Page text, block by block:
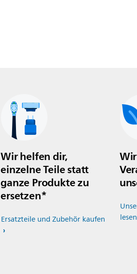
Wir helfen dir,
einzelne Teile statt
ganze Produkte zu
ersetzen*
Ersatzteile und Zubehör kaufen
lesen